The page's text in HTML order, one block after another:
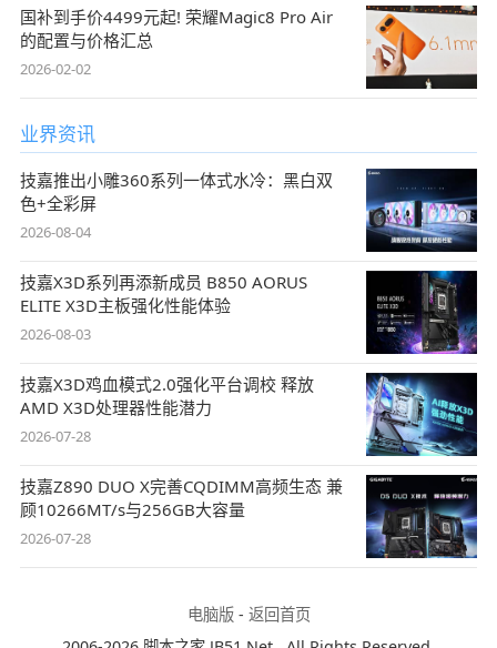
国补到手价4499元起! 荣耀Magic8 Pro Air
的配置与价格汇总
2026-02-02
业界资讯
技嘉推出小雕360系列一体式水冷：黑白双
色+全彩屏
2026-08-04
技嘉X3D系列再添新成员 B850 AORUS
ELITE X3D主板强化性能体验
2026-08-03
技嘉X3D鸡血模式2.0强化平台调校 释放
AMD X3D处理器性能潜力
2026-07-28
技嘉Z890 DUO X完善CQDIMM高频生态 兼
顾10266MT/s与256GB大容量
2026-07-28
电脑版- 返回首页